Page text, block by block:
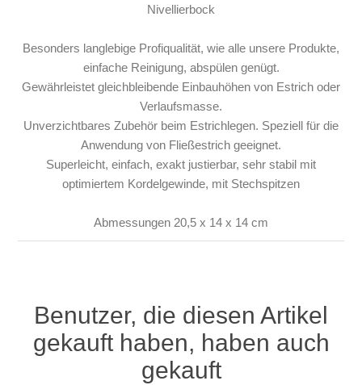
Nivellierbock
Besonders langlebige Profiqualität, wie alle unsere Produkte,
einfache Reinigung, abspülen genügt.
Gewährleistet gleichbleibende Einbauhöhen von Estrich oder
Verlaufsmasse.
Unverzichtbares Zubehör beim Estrichlegen. Speziell für die
Anwendung von Fließestrich geeignet.
Superleicht, einfach, exakt justierbar, sehr stabil mit
optimiertem Kordelgewinde, mit Stechspitzen
Abmessungen 20,5 x 14 x 14 cm
Benutzer, die diesen Artikel
gekauft haben, haben auch
gekauft